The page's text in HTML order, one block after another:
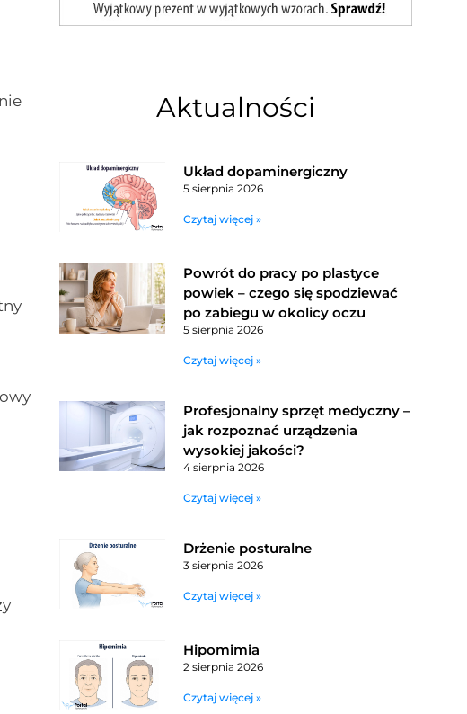
Aktualności
Układ dopaminergiczny
5 sierpnia 2026
Czytaj więcej »
Powrót do pracy po plastyce
powiek – czego się spodziewać
po zabiegu w okolicy oczu
5 sierpnia 2026
Czytaj więcej »
Profesjonalny sprzęt medyczny –
jak rozpoznać urządzenia
wysokiej jakości?
4 sierpnia 2026
Czytaj więcej »
Drżenie posturalne
3 sierpnia 2026
Czytaj więcej »
Hipomimia
2 sierpnia 2026
Czytaj więcej »